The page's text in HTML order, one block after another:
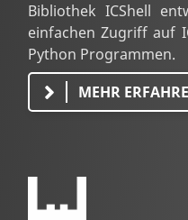
Bibliothek ICShell
einfachen Zugriff auf
Python Programmen.
MEHR